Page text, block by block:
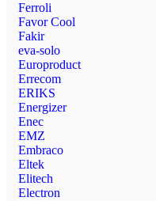
Ferroli
Favor Cool
Fakir
eva-solo
Europroduct
Errecom
ERIKS
Energizer
Enec
EMZ
Embraco
Eltek
Elitech
Electron